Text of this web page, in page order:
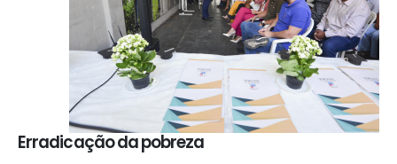
Erradicação da pobreza